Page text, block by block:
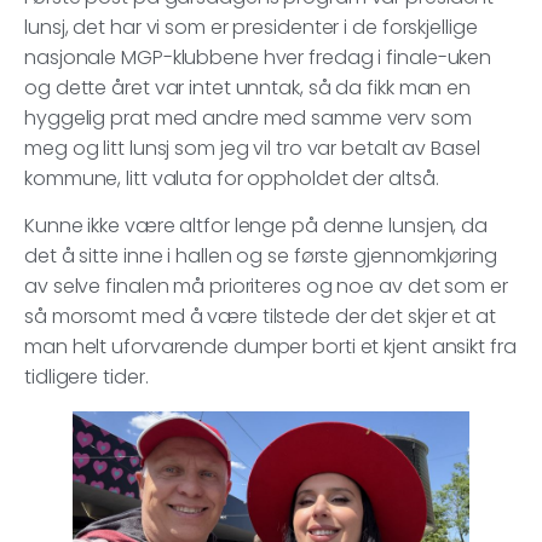
lunsj, det har vi som er presidenter i de forskjellige
nasjonale MGP-klubbene hver fredag i finale-uken
og dette året var intet unntak, så da fikk man en
hyggelig prat med andre med samme verv som
meg og litt lunsj som jeg vil tro var betalt av Basel
kommune, litt valuta for oppholdet der altså.
Kunne ikke være altfor lenge på denne lunsjen, da
det å sitte inne i hallen og se første gjennomkjøring
av selve finalen må prioriteres og noe av det som er
så morsomt med å være tilstede der det skjer et at
man helt uforvarende dumper borti et kjent ansikt fra
tidligere tider.